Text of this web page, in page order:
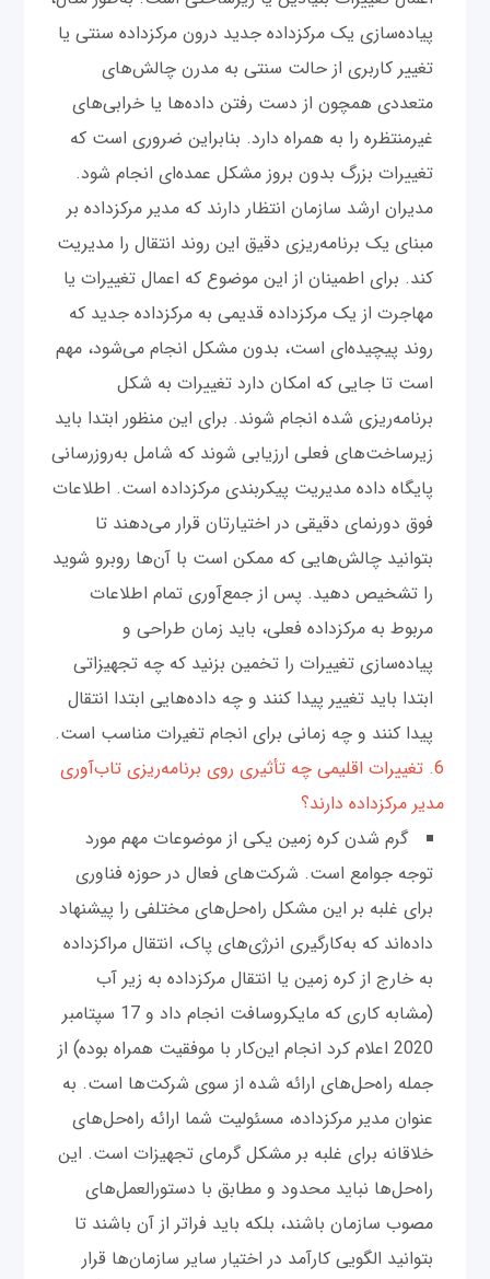
پیاده‌سازی یک مرکز‌داده جدید درون مرکز‌داده سنتی یا
تغییر کاربری از حالت سنتی به مدرن چالش‌های
متعددی همچون از دست رفتن داده‌ها یا خرابی‌های
غیرمنتظره را به همراه دارد. بنابراین ضروری است که
تغییرات بزرگ بدون بروز مشکل عمده‌ای انجام شود.
مدیران ارشد سازمان انتظار دارند که مدیر مرکز‌داده بر
مبنای یک برنامه‌ریزی دقیق این روند انتقال را مدیریت
کند. برای اطمینان از این موضوع که اعمال تغییرات یا
مهاجرت از یک مرکز‌داده قدیمی به مرکز‌داده جدید که
روند پیچیده‌ای است، بدون مشکل انجام می‌شود، مهم
است تا جایی که امکان دارد تغییرات به شکل
برنامه‌ریزی شده انجام شوند. برای این منظور ابتدا باید
زیرساخت‌های فعلی ارزیابی شوند که شامل به‌روزرسانی
پایگاه داده مدیریت پیکربندی مرکز‌داده است. اطلاعات
فوق دورنمای دقیقی در اختیارتان قرار می‌دهند تا
بتوانید چالش‌هایی که ممکن است با آن‌ها روبرو شوید
را تشخیص دهید. پس از جمع‌آوری تمام اطلاعات
مربوط به مرکز‌داده فعلی، باید زمان طراحی و
پیاده‌سازی تغییرات را تخمین بزنید که چه تجهیزاتی
ابتدا باید تغییر پیدا کنند و چه داده‌هایی ابتدا انتقال
پیدا کنند و چه زمانی برای انجام تغیرات مناسب است.
6. تغییرات اقلیمی چه تأثیری روی برنامه‌ریزی تاب‌آوری
مدیر مرکز‌داده دارند؟
گرم شدن کره زمین یکی از موضوعات مهم مورد
توجه جوامع است. شرکت‌های فعال در حوزه فناوری
برای غلبه بر این مشکل راه‌حل‌های مختلفی را پیشنهاد
داده‌اند که به‌کارگیری انرژی‌های پاک، انتقال مراکز‌داده
به خارج از کره زمین یا انتقال مرکز‌داده به زیر آب
(مشابه کاری که مایکروسافت انجام داد و 17 سپتامبر
2020 اعلام کرد انجام این‌کار با موفقیت همراه بوده) از
جمله راه‌حل‌های ارائه شده از سوی شرکت‌ها است. به
عنوان مدیر مرکز‌داده، مسئولیت شما ارائه راه‌حل‌های
خلاقانه برای غلبه بر مشکل گرمای تجهیزات است. این
راه‌حل‌ها نباید محدود و مطابق با دستورالعمل‌های
مصوب سازمان باشند، بلکه باید فراتر از آن باشند تا
بتوانید الگویی کارآمد در اختیار سایر سازمان‌ها قرار